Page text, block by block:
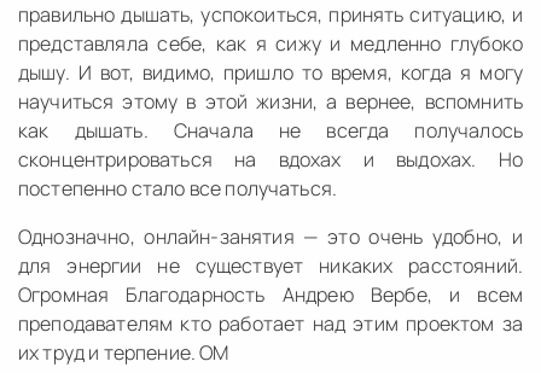
правильно дышать, успокоиться, принять ситуацию, и
представляла себе, как я сижу и медленно глубоко
дышу. И вот, видимо, пришло то время, когда я могу
научиться этому в этой жизни, а вернее, вспомнить
как дышать. Сначала не всегда получалось
сконцентрироваться на вдохах и выдохах. Но
постепенно стало все получаться.
Однозначно, онлайн-занятия — это очень удобно, и
для энергии не существует никаких расстояний.
Огромная Благодарность Андрею Вербе, и всем
преподавателям кто работает над этим проектом за
их труд и терпение. ОМ